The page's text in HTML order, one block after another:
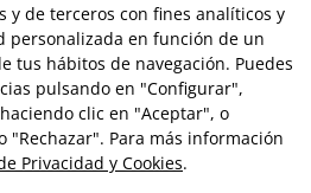
y de terceros con fines analíticos y
personalizada en función de un
tus hábitos de navegación. Puedes
pulsando en "Configurar",
clic en "Aceptar", o
"Rechazar". Para más información
Privacidad y Cookies.